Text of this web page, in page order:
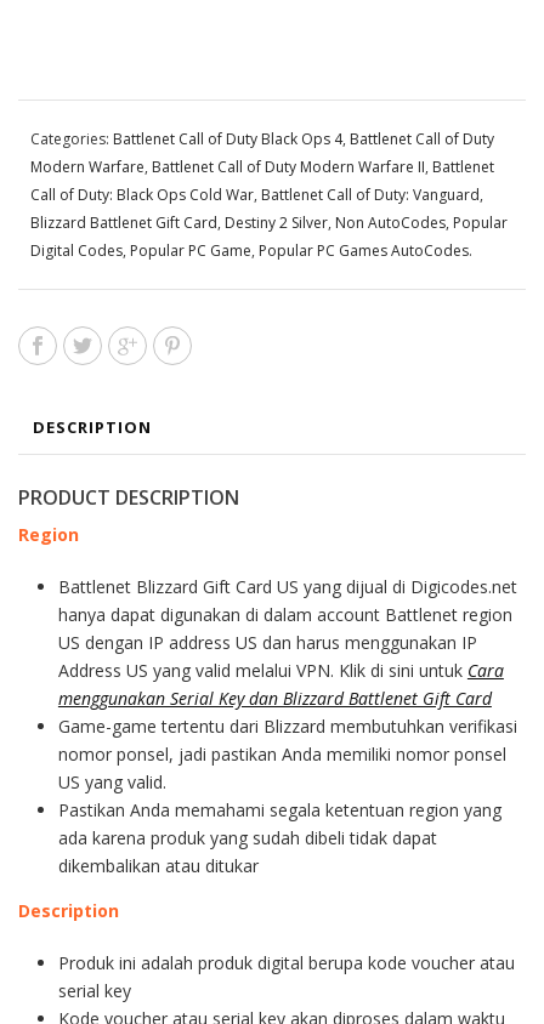
Categories: Battlenet Call of Duty Black Ops 4, Battlenet Call of Duty
Modern Warfare, Battlenet Call of Duty Modern Warfare II, Battlenet
Call of Duty: Black Ops Cold War, Battlenet Call of Duty: Vanguard,
Blizzard Battlenet Gift Card, Destiny 2 Silver, Non AutoCodes, Popular
Digital Codes, Popular PC Game, Popular PC Games AutoCodes.
DESCRIPTION
PRODUCT DESCRIPTION
Region
Battlenet Blizzard Gift Card US yang dijual di Digicodes.net
hanya dapat digunakan di dalam account Battlenet region
US dengan IP address US dan harus menggunakan IP
Address US yang valid melalui VPN. Klik di sini untuk Cara
menggunakan Serial Key dan Blizzard Battlenet Gift Card
Game-game tertentu dari Blizzard membutuhkan verifikasi
nomor ponsel, jadi pastikan Anda memiliki nomor ponsel
US yang valid.
Pastikan Anda memahami segala ketentuan region yang
ada karena produk yang sudah dibeli tidak dapat
dikembalikan atau ditukar
Description
Produk ini adalah produk digital berupa kode voucher atau
serial key
Kode voucher atau serial key akan diproses dalam waktu